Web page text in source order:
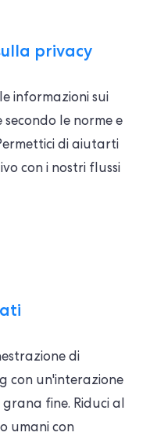
privacy
informazioni sui
secondo le norme e
di aiutarti
con i nostri flussi
di
con un'interazione
fine. Riduci al
umani con